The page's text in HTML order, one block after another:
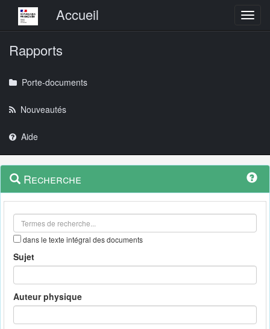
Menu principalAccueil
Rapports
Porte-documents
Nouveautés
Aide
Navigation
outils
Menu
contextuel
Recherche
dans le texte intégral des documents
Sujet
Auteur physique